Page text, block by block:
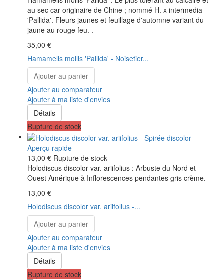
au sec car originaire de Chine ; nommé H. x intermedia
'Pallida'. Fleurs jaunes et feuillage d'automne variant du
jaune au rouge feu. .
35,00 €
Hamamelis mollis 'Pallida' - Noisetier...
Ajouter au panier
Ajouter au comparateur
Ajouter à ma liste d'envies
Détails
Rupture de stock
Aperçu rapide
13,00 € Rupture de stock
Holodiscus discolor var. ariifolius : Arbuste du Nord et
Ouest Amérique à Inflorescences pendantes gris crème.
13,00 €
Holodiscus discolor var. ariifolius -...
Ajouter au panier
Ajouter au comparateur
Ajouter à ma liste d'envies
Détails
Rupture de stock